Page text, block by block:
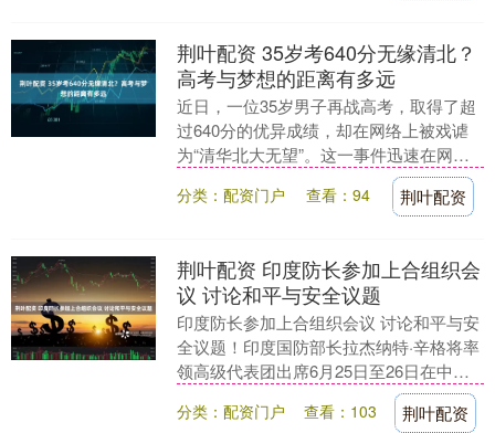
荆叶配资 35岁考640分无缘清北？
高考与梦想的距离有多远
近日，一位35岁男子再战高考，取得了超
过640分的优异成绩，却在网络上被戏谑
为“清华北大无望”。这一事件迅速在网络
上发酵，引发了广泛讨论，揭示出当代社
会对教育竞....
分类：配资门户 查看：94 荆叶配资
荆叶配资 印度防长参加上合组织会
议 讨论和平与安全议题
印度防长参加上合组织会议 讨论和平与安
全议题！印度国防部长拉杰纳特·辛格将率
领高级代表团出席6月25日至26日在中国
青岛举行的上海合作组织成员国国防部长
会议。会....
分类：配资门户 查看：103 荆叶配资